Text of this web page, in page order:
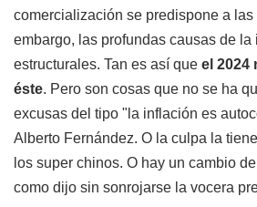
comercialización se predispone a
embargo, las profundas causas de la
estructurales. Tan es así que el 2024
éste. Pero son cosas que no se ha
excusas del tipo "la inflación es
Alberto Fernández. O la culpa la
los super chinos. O hay un cambio
como dijo sin sonrojarse la vocera